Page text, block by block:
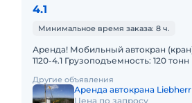
4.1
Минимальное время заказа: 8 ч.
Аренда! Мобильный автокран
1120-4.1 Грузоподъемность: 120 тонн Комплектация:
комплект доку
Другие объявления
Аренда автокрана Liebherr
Цена по запросу